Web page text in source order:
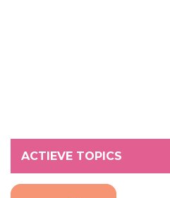
ACTIEVE TOPICS